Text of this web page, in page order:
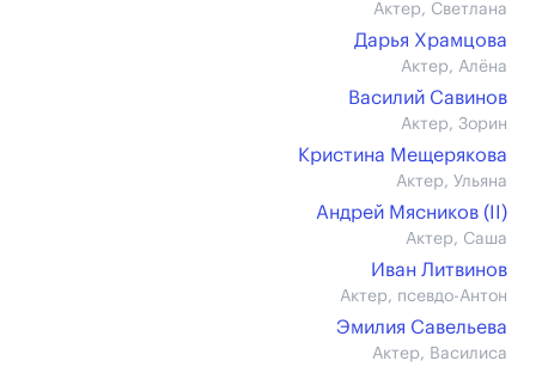
Актер, Светлана
Дарья Храмцова
Актер, Алёна
Василий Савинов
Актер, Зорин
Кристина Мещерякова
Актер, Ульяна
Андрей Мясников (II)
Актер, Саша
Иван Литвинов
Актер, псевдо-Антон
Эмилия Савельева
Актер, Василиса